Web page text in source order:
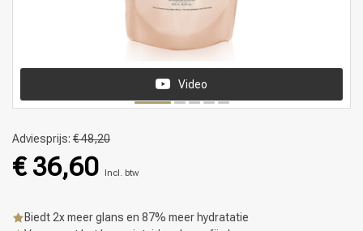
Video
Adviesprijs: € 48,20
€ 36,60 Incl. btw
Biedt 2x meer glans en 87% meer hydratatie